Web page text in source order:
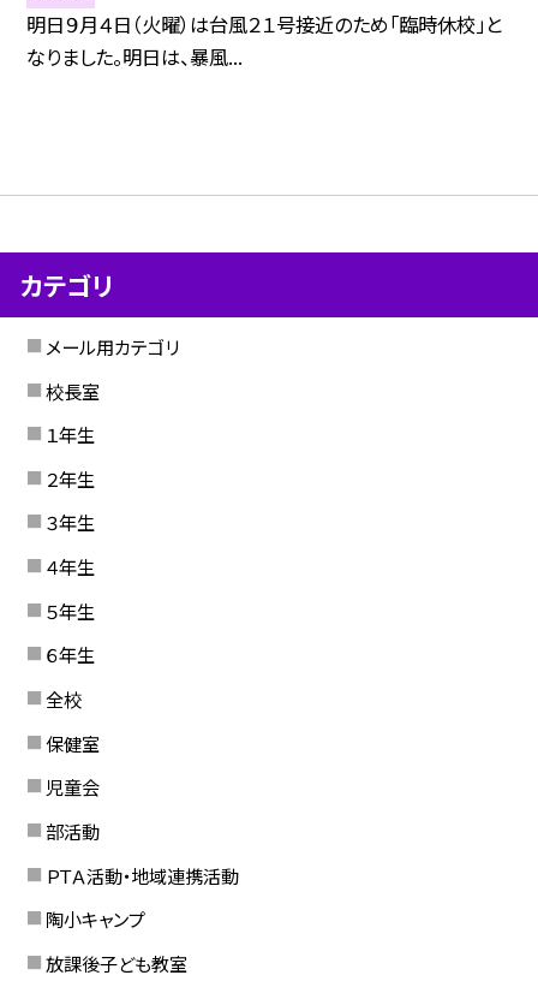
明日９月４日（火曜）は台風２１号接近のため「臨時休校」と
なりました。明日は、暴風...
カテゴリ
メール用カテゴリ
校長室
１年生
２年生
３年生
４年生
５年生
６年生
全校
保健室
児童会
部活動
ＰＴＡ活動・地域連携活動
陶小キャンプ
放課後子ども教室